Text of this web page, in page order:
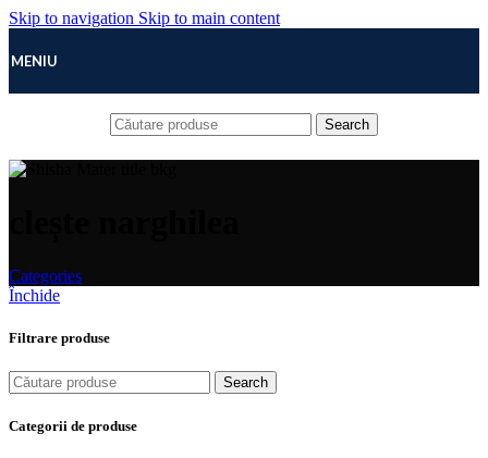
Skip to navigation Skip to main content
MENIU
Search
Categories
Închide
Filtrare produse
Search
Categorii de produse